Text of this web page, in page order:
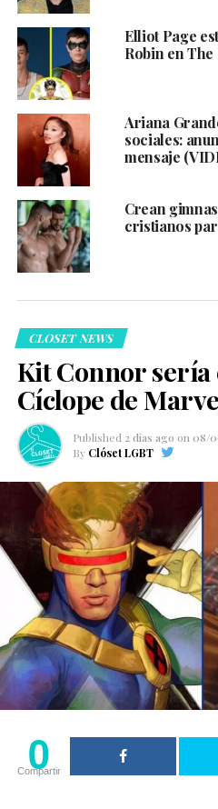
Elliot Page
Robin en The
Ariana
sociales:
mensaje
Crean
cristianos
CLOSET NEWS
Kit Connor sería
Cíclope de
Published 2 días ago on 08/
By Clóset LGBT
0
Compartir